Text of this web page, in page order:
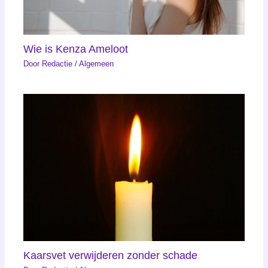
Wie is Kenza Ameloot
Door Redactie/Algemeen
Kaarsvet verwijderen zonder schade